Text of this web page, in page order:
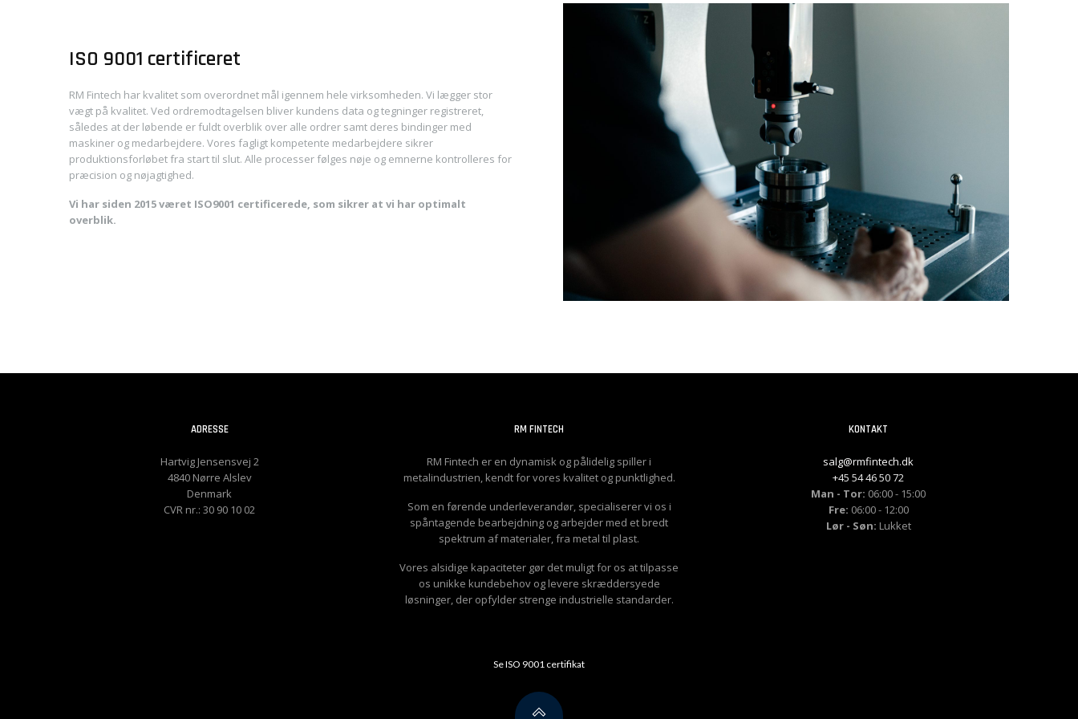
ISO 9001 certificeret
RM Fintech har kvalitet som overordnet mål igennem hele virksomheden. Vi lægger stor
vægt på kvalitet. Ved ordremodtagelsen bliver kundens data og tegninger registreret,
således at der løbende er fuldt overblik over alle ordrer samt deres bindinger med
maskiner og medarbejdere. Vores fagligt kompetente medarbejdere sikrer
produktionsforløbet fra start til slut. Alle processer følges nøje og emnerne kontrolleres for
præcision og nøjagtighed.
Vi har siden 2015 været ISO9001 certificerede, som sikrer at vi har optimalt
overblik.
ADRESSE
Hartvig Jensensvej 2
4840 Nørre Alslev
Denmark
CVR nr.: 30 90 10 02
RM FINTECH
RM Fintech er en dynamisk og pålidelig spiller i
metalindustrien, kendt for vores kvalitet og punktlighed.
Som en førende underleverandør, specialiserer vi os i
spåntagende bearbejdning og arbejder med et bredt
spektrum af materialer, fra metal til plast.
Vores alsidige kapaciteter gør det muligt for os at tilpasse
os unikke kundebehov og levere skræddersyede
løsninger, der opfylder strenge industrielle standarder.
KONTAKT
salg@rmfintech.dk
+45 54 46 50 72
Man - Tor: 06:00 - 15:00
Fre: 06:00 - 12:00
Lør - Søn: Lukket
Se ISO 9001 certifikat